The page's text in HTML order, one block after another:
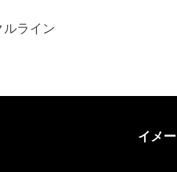
ルライン
イメ